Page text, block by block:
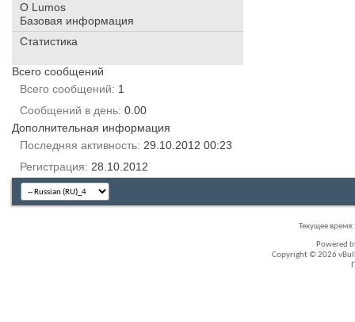
О Lumos
Базовая информация
Статистика
Всего сообщений
Всего сообщений
1
Сообщений в день 0.00
Дополнительная информация
Последняя активность 29.10.2012 00:23
Регистрация
28.10.2012
Текущее время:
Powered
Copyright © 2026